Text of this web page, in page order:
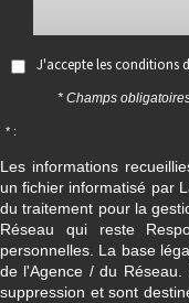
J'accepte les conditions
* Champs
* :
Les informations
un fichier informatisé par
du traitement pour la
Réseau qui reste
personnelles. La base
de l'Agence / du Réseau.
suppression et sont